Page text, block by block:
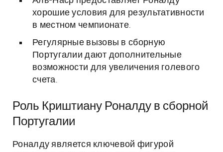
хорошие условия для результативности
в местном чемпионате.
Регулярные вызовы в сборную
Португалии дают дополнительные
возможности для увеличения голевого
счета.
Роль Криштиану Роналду в сборной
Португалии
Роналду является ключевой фигурой